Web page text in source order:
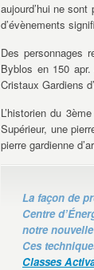
aujourd’hui ne
d’évènements
Des personnages
Byblos en 150
Cristaux Gardiens
L’historien du
Supérieur, une
pierre gardienne
La façon de
Centre
notre
Ces
Classes